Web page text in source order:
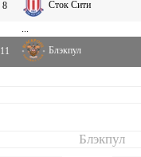
8 Сток Сити
...
11
Блэкпул
Блэкпул